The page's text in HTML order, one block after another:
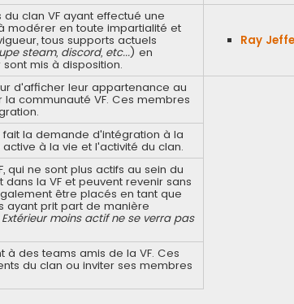
clan VF ayant effectué une
modérer en toute impartialité et
tous supports actuels
steam, discord, etc...) en
mis à disposition.
Ray
d'afficher leur appartenance au
communauté VF. Ces membres
la demande d'intégration à la
à la vie et l'activité du clan.
qui ne sont plus actifs au sein du
la VF et peuvent revenir sans
être placés en tant que
ayant prit part de manière
moins actif ne se verra pas
des teams amis de la VF. Ces
du clan ou inviter ses membres